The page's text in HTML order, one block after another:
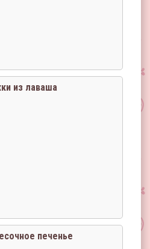
из лаваша
печенье